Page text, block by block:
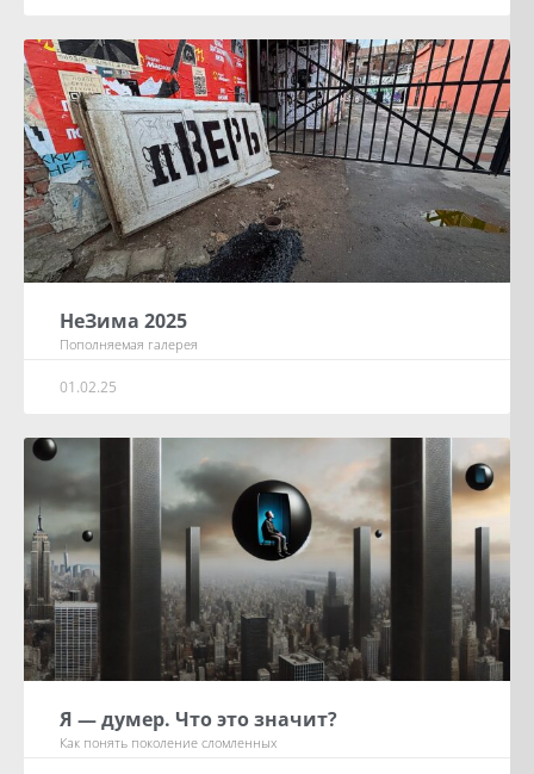
НеЗима 2025
Пополняемая галерея
01.02.25
Я — думер. Что это значит?
Как понять поколение сломленных